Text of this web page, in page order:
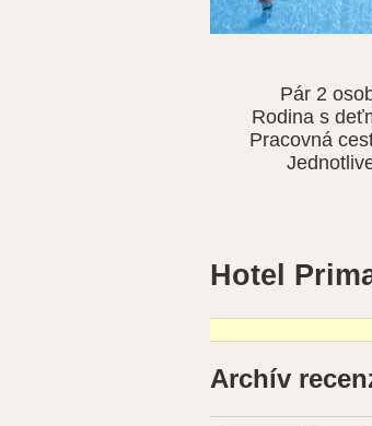
Pár 2
Rodina s
Pracovná
Hotel
Archív